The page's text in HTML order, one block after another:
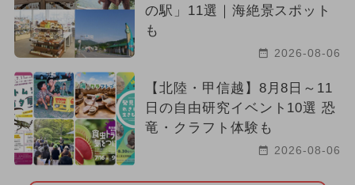
の駅」11選｜海絶景スポット
も
2026-08-06
【北陸・甲信越】8月8日～11
日の自由研究イベント10選 恐
竜・クラフト体験も
2026-08-06